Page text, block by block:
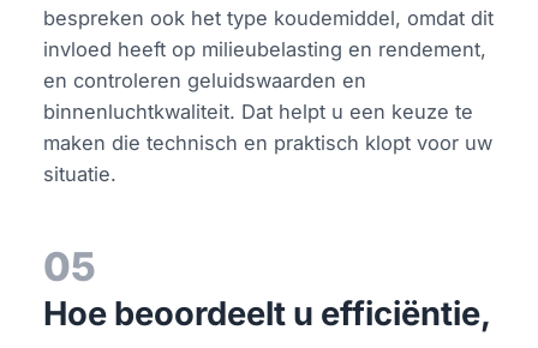
bespreken ook het type koudemiddel, omdat dit
invloed heeft op milieubelasting en rendement,
en controleren geluidswaarden en
binnenluchtkwaliteit. Dat helpt u een keuze te
maken die technisch en praktisch klopt voor uw
situatie.
05
Hoe beoordeelt u efficiëntie,